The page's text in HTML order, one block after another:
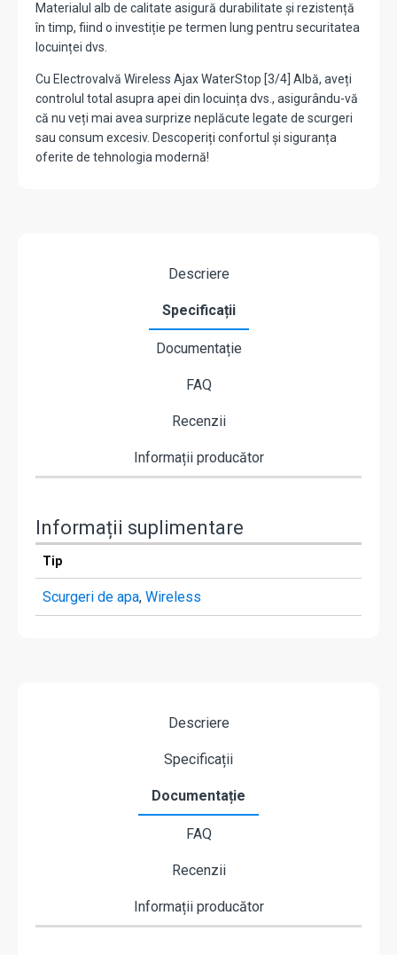
Materialul alb de calitate asigură durabilitate și rezistență
în timp, fiind o investiție pe termen lung pentru securitatea
locuinței dvs.
Cu Electrovalvă Wireless Ajax WaterStop [3/4] Albă, aveți
controlul total asupra apei din locuința dvs., asigurându-vă
că nu veți mai avea surprize neplăcute legate de scurgeri
sau consum excesiv. Descoperiți confortul și siguranța
oferite de tehnologia modernă!
Descriere
Specificații
Documentație
FAQ
Recenzii
Informații producător
Informații suplimentare
Tip
Scurgeri de apa, Wireless
Descriere
Specificații
Documentație
FAQ
Recenzii
Informații producător